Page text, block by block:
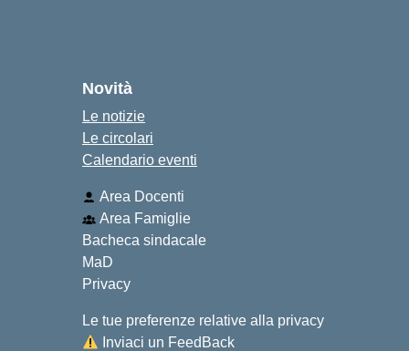
Novità
Le notizie
Le circolari
Calendario eventi
Area Docenti
Area Famiglie
Bacheca sindacale
MaD
Privacy
Le tue preferenze relative alla privacy
Inviaci un FeedBack